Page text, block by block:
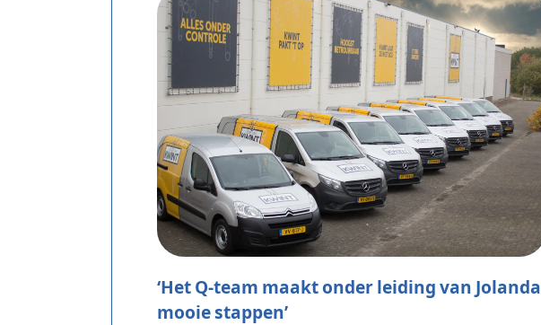
‘Het Q-team maakt onder leiding van Jolanda
mooie stappen’